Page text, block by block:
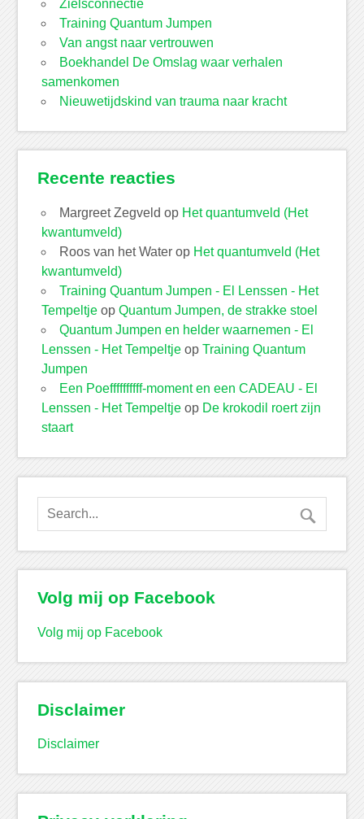
Zielsconnectie
Training Quantum Jumpen
Van angst naar vertrouwen
Boekhandel De Omslag waar verhalen
samenkomen
Nieuwetijdskind van trauma naar kracht
Recente reacties
Margreet Zegveld op Het quantumveld (Het
kwantumveld)
Roos van het Waterop Het quantumveld (Het
kwantumveld)
Training Quantum Jumpen - El Lenssen - Het
Tempeltjeop Quantum Jumpen, de strakke stoel
Quantum Jumpen en helder waarnemen - El
Lenssen - Het Tempeltjeop Training Quantum
Jumpen
Een Poeffffffffff-moment en een CADEAU - El
Lenssen - Het Tempeltjeop De krokodil roert zijn
staart
Volg mij op Facebook
Volg mij op Facebook
Disclaimer
Disclaimer